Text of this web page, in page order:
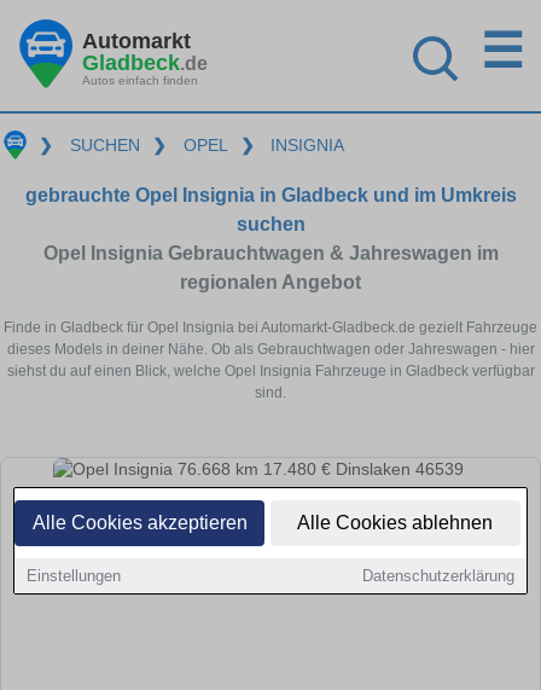
Alle Cookies akzeptieren Alle Cookies ablehnen
Einstellungen Datenschutzerklärung
Automarkt
Gladbeck.de
Autos einfach finden
☰
❯ SUCHEN ❯ OPEL ❯ INSIGNIA
gebrauchte Opel Insignia in Gladbeck und im Umkreis
suchen
Opel Insignia Gebrauchtwagen & Jahreswagen im
regionalen Angebot
Finde in Gladbeck für Opel Insignia bei Automarkt-Gladbeck.de gezielt Fahrzeuge
dieses Models in deiner Nähe. Ob als Gebrauchtwagen oder Jahreswagen - hier
siehst du auf einen Blick, welche Opel Insignia Fahrzeuge in Gladbeck verfügbar
sind.